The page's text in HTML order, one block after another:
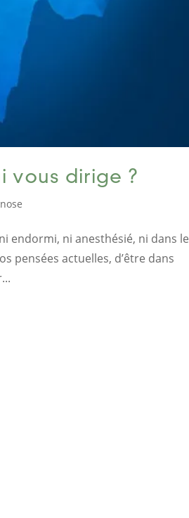
vous dirige ?
endormi, ni anesthésié, ni dans le
pensées actuelles, d’être dans